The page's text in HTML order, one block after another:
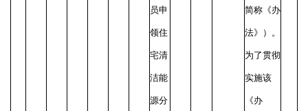
员申
领住
宅清
洁能
源分
简称《办
法》）。
为了贯彻
实施该
《办